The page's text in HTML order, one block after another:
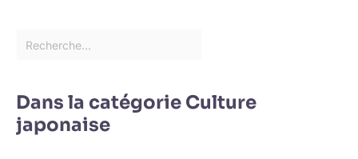
Dans la catégorie Culture
japonaise